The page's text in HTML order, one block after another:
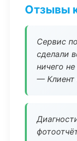
Отзывы
Сервис
сделали
ничего
— Клиент